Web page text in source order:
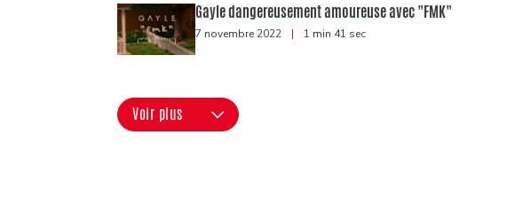
Gayle dangereusement amoureuse avec "FMK"
7 novembre 2022 | 1 min 41 sec
Voir plus